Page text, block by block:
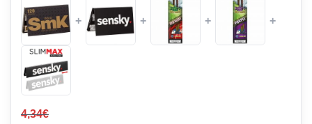
+ + + +
4,34€